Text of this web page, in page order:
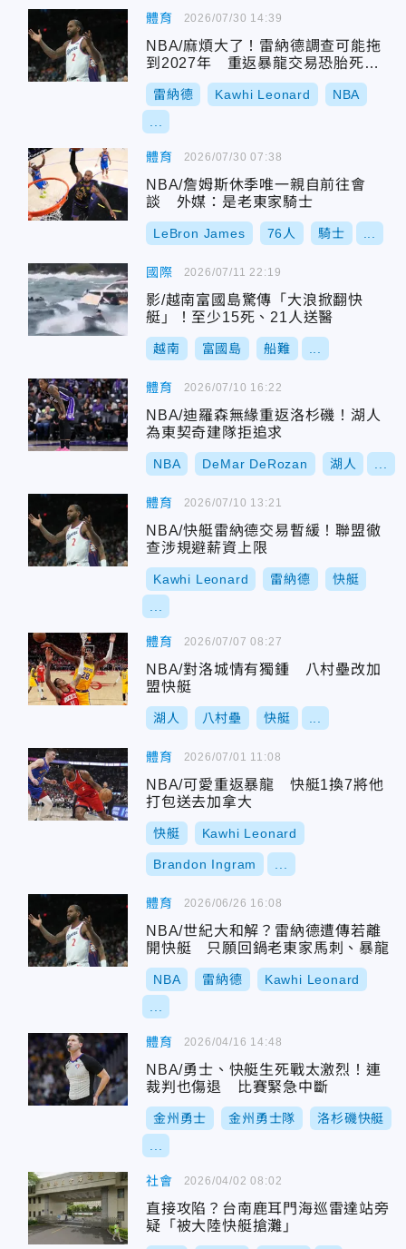
體育
NBA/麻煩大了！雷納德調查可能拖
到2027年 重返暴龍交易恐胎死腹
中
雷納德 Kawhi Leonard NBA
2026/07/30 14:39
體育
NBA/詹姆斯休季唯一親自前往會
談 外媒：是老東家騎士
LeBron James 76人 騎士
2026/07/30 07:38
國際
影/越南富國島驚傳「大浪掀翻快
艇」！至少15死、21人送醫
越南 富國島 船難
2026/07/11 22:19
體育
NBA/迪羅森無緣重返洛杉磯！湖人
為東契奇建隊拒追求
NBA DeMar DeRozan 湖人
2026/07/10 16:22
體育
NBA/快艇雷納德交易暫緩！聯盟徹
查涉規避薪資上限
Kawhi Leonard 雷納德 快艇
2026/07/10 13:21
體育
NBA/對洛城情有獨鍾 八村壘改加
盟快艇
湖人 八村壘 快艇
2026/07/07 08:27
體育
NBA/可愛重返暴龍 快艇1換7將他
打包送去加拿大
快艇 Kawhi Leonard
Brandon Ingram
2026/07/01 11:08
體育
NBA/世紀大和解？雷納德遭傳若離
開快艇 只願回鍋老東家馬刺、暴龍
NBA 雷納德 Kawhi Leonard
2026/06/26 16:08
體育
NBA/勇士、快艇生死戰太激烈！連
裁判也傷退 比賽緊急中斷
金州勇士 金州勇士隊 洛杉磯快艇
2026/04/16 14:48
社會
直接攻陷？台南鹿耳門海巡雷達站旁
疑「被大陸快艇搶灘」
2026/04/02 08:02